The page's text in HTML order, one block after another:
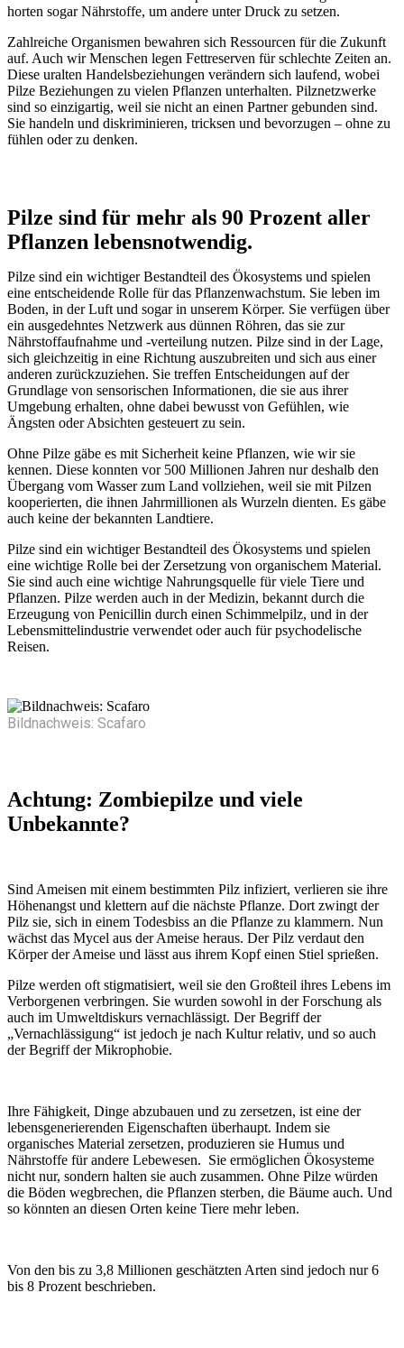
horten sogar Nährstoffe, um andere unter Druck zu setzen.
Zahlreiche Organismen bewahren sich Ressourcen für die Zukunft
auf. Auch wir Menschen legen Fettreserven für schlechte Zeiten an.
Diese uralten Handelsbeziehungen verändern sich laufend, wobei
Pilze Beziehungen zu vielen Pflanzen unterhalten. Pilznetzwerke
sind so einzigartig, weil sie nicht an einen Partner gebunden sind.
Sie handeln und diskriminieren, tricksen und bevorzugen – ohne zu
fühlen oder zu denken.
Pilze sind für mehr als 90 Prozent aller
Pflanzen lebensnotwendig.
Pilze sind ein wichtiger Bestandteil des Ökosystems und spielen
eine entscheidende Rolle für das Pflanzenwachstum. Sie leben im
Boden, in der Luft und sogar in unserem Körper. Sie verfügen über
ein ausgedehntes Netzwerk aus dünnen Röhren, das sie zur
Nährstoffaufnahme und -verteilung nutzen. Pilze sind in der Lage,
sich gleichzeitig in eine Richtung auszubreiten und sich aus einer
anderen zurückzuziehen. Sie treffen Entscheidungen auf der
Grundlage von sensorischen Informationen, die sie aus ihrer
Umgebung erhalten, ohne dabei bewusst von Gefühlen, wie
Ängsten oder Absichten gesteuert zu sein.
Ohne Pilze gäbe es mit Sicherheit keine Pflanzen, wie wir sie
kennen. Diese konnten vor 500 Millionen Jahren nur deshalb den
Übergang vom Wasser zum Land vollziehen, weil sie mit Pilzen
kooperierten, die ihnen Jahrmillionen als Wurzeln dienten. Es gäbe
auch keine der bekannten Landtiere.
Pilze sind ein wichtiger Bestandteil des Ökosystems und spielen
eine wichtige Rolle bei der Zersetzung von organischem Material.
Sie sind auch eine wichtige Nahrungsquelle für viele Tiere und
Pflanzen. Pilze werden auch in der Medizin, bekannt durch die
Erzeugung von Penicillin durch einen Schimmelpilz, und in der
Lebensmittelindustrie verwendet oder auch für psychodelische
Reisen.
Bildnachweis: Scafaro
Achtung: Zombiepilze und viele
Unbekannte?
Sind Ameisen mit einem bestimmten Pilz infiziert, verlieren sie ihre
Höhenangst und klettern auf die nächste Pflanze. Dort zwingt der
Pilz sie, sich in einem Todesbiss an die Pflanze zu klammern. Nun
wächst das Mycel aus der Ameise heraus. Der Pilz verdaut den
Körper der Ameise und lässt aus ihrem Kopf einen Stiel sprießen.
Pilze werden oft stigmatisiert, weil sie den Großteil ihres Lebens im
Verborgenen verbringen. Sie wurden sowohl in der Forschung als
auch im Umweltdiskurs vernachlässigt. Der Begriff der
„Vernachlässigung“ ist jedoch je nach Kultur relativ, und so auch
der Begriff der Mikrophobie.
Ihre Fähigkeit, Dinge abzubauen und zu zersetzen, ist eine der
lebensgenerierenden Eigenschaften überhaupt. Indem sie
organisches Material zersetzen, produzieren sie Humus und
Nährstoffe für andere Lebewesen. Sie ermöglichen Ökosysteme
nicht nur, sondern halten sie auch zusammen. Ohne Pilze würden
die Böden wegbrechen, die Pflanzen sterben, die Bäume auch. Und
so könnten an diesen Orten keine Tiere mehr leben.
Von den bis zu 3,8 Millionen geschätzten Arten sind jedoch nur 6
bis 8 Prozent beschrieben.